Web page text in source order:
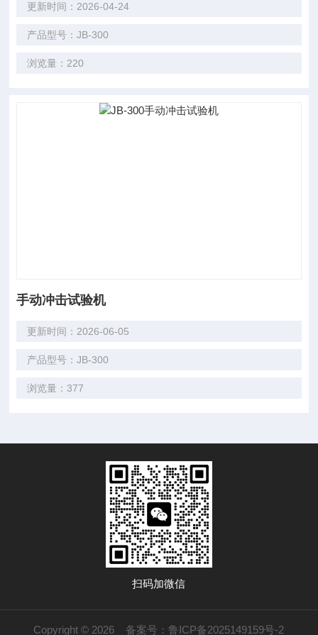
更新时间：2026-04-24
产品型号：JB-300
浏览量：220
手动冲击试验机
更新时间：2026-06-05
产品型号：JB-300
浏览量：377
扫码加微信
Copyright © 2026 备案号：鲁ICP备2025149159号-2